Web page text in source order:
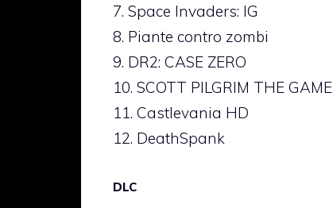
7. Space Invaders: IG
8. Piante contro zombi
9. DR2: CASE ZERO
10. SCOTT PILGRIM THE GAME
11. Castlevania HD
12. DeathSpank
DLC